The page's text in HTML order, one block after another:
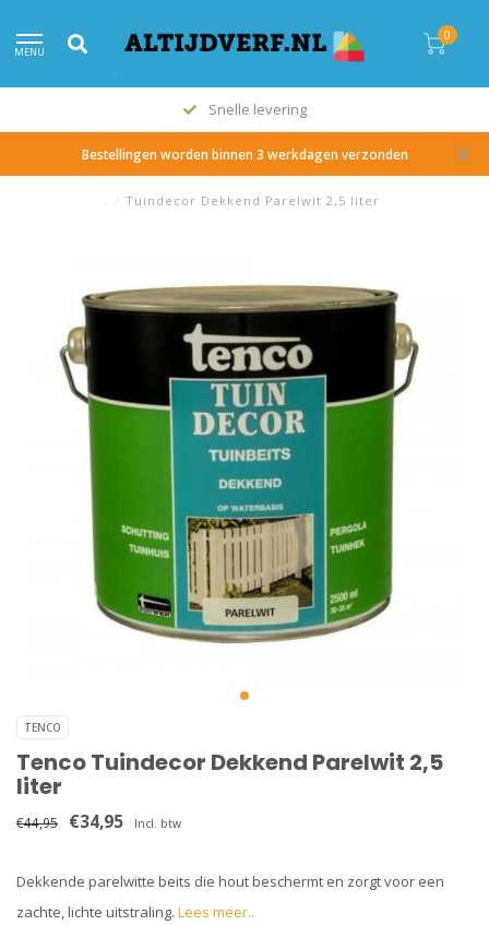
MENU
0
Snelle levering
Bestellingen worden binnen 3 werkdagen verzonden
. / Tuindecor Dekkend Parelwit 2,5 liter
TENCO
Tenco Tuindecor Dekkend Parelwit 2,5
liter
€44,95 €34,95 Incl. btw
Dekkende parelwitte beits die hout beschermt en zorgt voor een
zachte, lichte uitstraling. Lees meer..